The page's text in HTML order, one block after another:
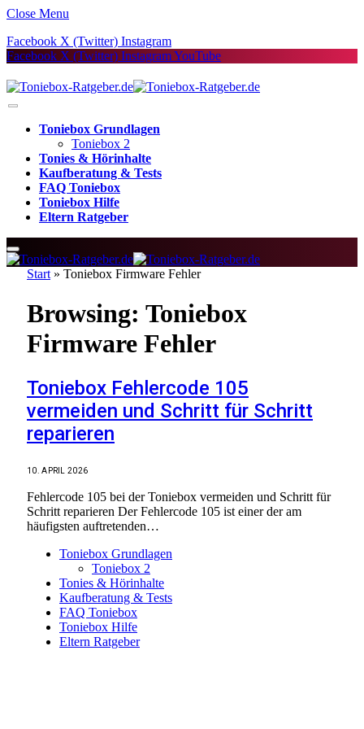
Close Menu
Facebook X (Twitter) Instagram
Facebook X (Twitter) InstagramYouTube
Toniebox Grundlagen
Toniebox 2
Tonies & Hörinhalte
Kaufberatung & Tests
FAQ Toniebox
Toniebox Hilfe
Eltern Ratgeber
Start » Toniebox Firmware Fehler
Browsing: Toniebox
Firmware Fehler
Toniebox Fehlercode 105
vermeiden und Schritt für Schritt
reparieren
10. APRIL 2026
Fehlercode 105 bei der Toniebox vermeiden und Schritt für
Schritt reparieren Der Fehlercode 105 ist einer der am
häufigsten auftretenden…
Toniebox Grundlagen
Toniebox 2
Tonies & Hörinhalte
Kaufberatung & Tests
FAQ Toniebox
Toniebox Hilfe
Eltern Ratgeber